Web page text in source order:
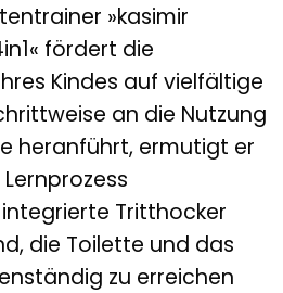
»kasimir
fördert die
Kindes auf vielfältige
an die Nutzung
heranführt, ermutigt er
Tritthocker
die Toilette und das
zu erreichen